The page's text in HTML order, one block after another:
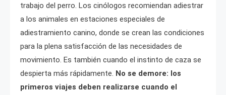
trabajo del perro. Los cinólogos recomiendan adiestrar
a los animales en estaciones especiales de
adiestramiento canino, donde se crean las condiciones
para la plena satisfacción de las necesidades de
movimiento. Es también cuando el instinto de caza se
despierta más rápidamente. No se demore: los
primeros viajes deben realizarse cuando el